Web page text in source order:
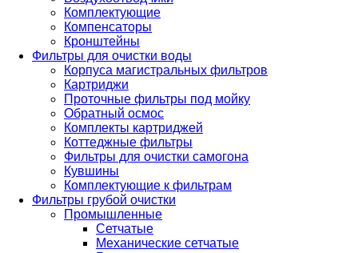
Комплектующие
Компенсаторы
Кронштейны
Фильтры для очистки воды
Корпуса магистральных фильтров
Картриджи
Проточные фильтры под мойку
Обратный осмос
Комплекты картриджей
Коттеджные фильтры
Фильтры для очистки самогона
Кувшины
Комплектующие к фильтрам
Фильтры грубой очистки
Промышленные
Сетчатые
Механические сетчатые